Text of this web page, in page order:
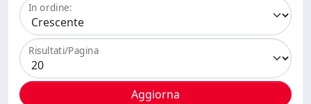
In ordine:
Risultati/Pagina